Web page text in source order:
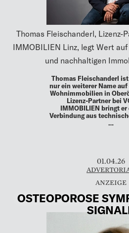
Thomas Fleischanderl, Lizenz-
IMMOBILIEN Linz, legt Wert
und nachhaltigen
Thomas Fleischanderl
nur ein weiterer Name
Wohnimmobilien in
Lizenz-Partner bei
IMMOBILIEN bringt er
Verbindung aus
…
01.04.26
OSTEOPOROSE